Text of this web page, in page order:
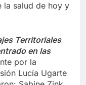
la salud de hoy y
Territoriales
en las
por la
Lucía Ugarte